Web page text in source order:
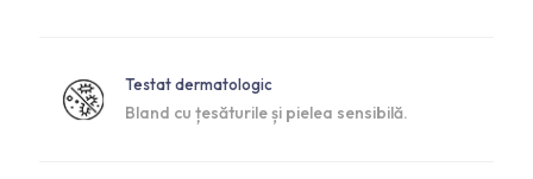
Testat dermatologic
Bland cu țesăturile și pielea sensibilă.